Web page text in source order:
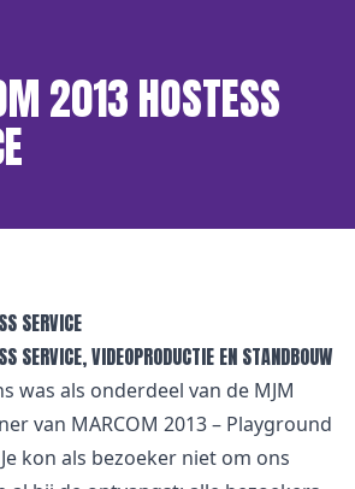
2013 HOSTESS
SERVICE
SERVICE, VIDEOPRODUCTIE EN STANDBOUW
was als onderdeel van de MJM
van MARCOM 2013 – Playground
kon als bezoeker niet om ons